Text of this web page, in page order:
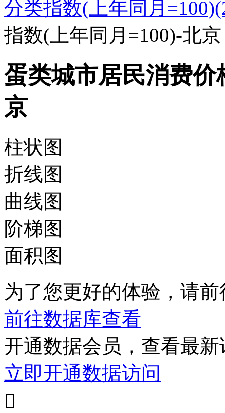
分类指数(上年同月
指数(上年同月=100)-北京
蛋类城市居民消费
京
柱状图
折线图
曲线图
阶梯图
面积图
为了您更好的体验，请
前往数据库查看
开通数据会员，查看最
立即开通数据访问
